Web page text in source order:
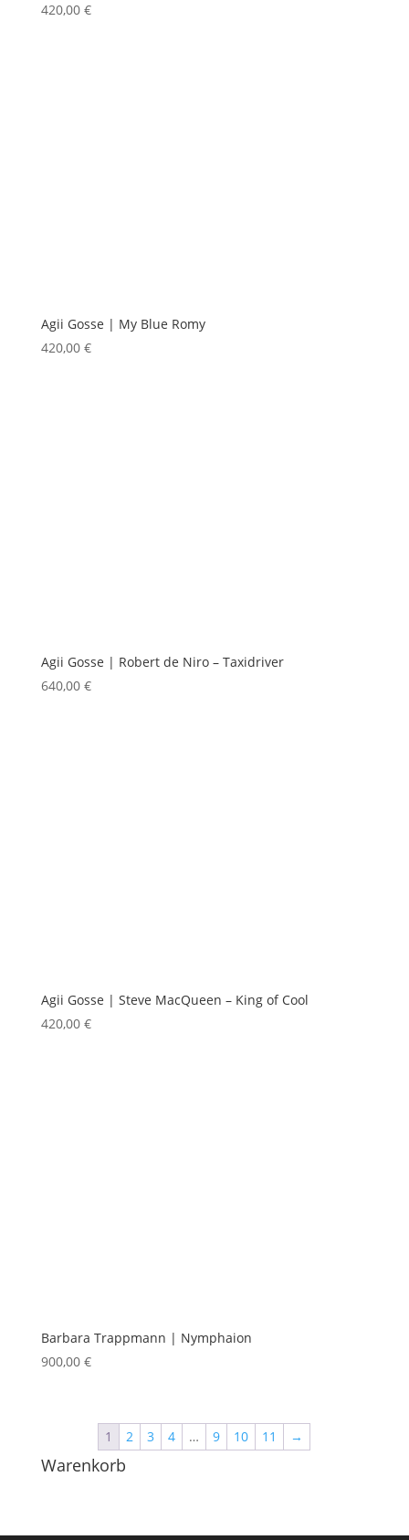
420,00 €
Agii Gosse | My Blue Romy
420,00 €
Agii Gosse | Robert de Niro – Taxidriver
640,00 €
Agii Gosse | Steve MacQueen – King of Cool
420,00 €
Barbara Trappmann | Nymphaion
900,00 €
1 2 3 4 … 9 10 11 →
Warenkorb